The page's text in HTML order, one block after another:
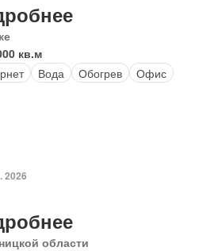
кв.м
Вода Обогрев Офис
2026
области